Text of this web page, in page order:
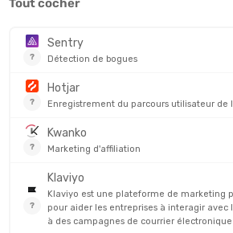
DEUTER
SAC DUFFEL 70